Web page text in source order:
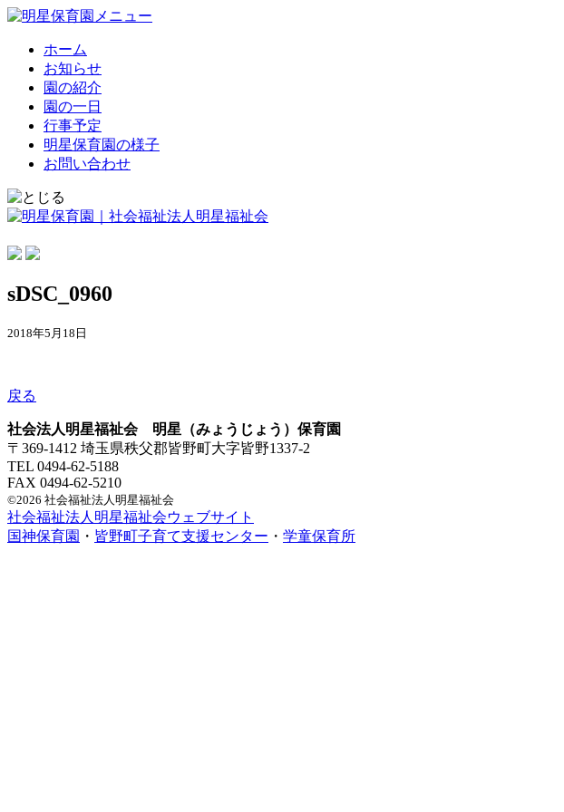
ホーム
お知らせ
園の紹介
園の一日
行事予定
明星保育園の様子
お問い合わせ
sDSC_0960
2018年5月18日
戻る
社会法人明星福祉会 明星（みょうじょう）保育園
〒369-1412 埼玉県秩父郡皆野町大字皆野1337-2
TEL 0494-62-5188
FAX 0494-62-5210
©2026 社会福祉法人明星福祉会
社会福祉法人明星福祉会ウェブサイト
国神保育園 ・ 皆野町子育て支援センター ・ 学童保育所